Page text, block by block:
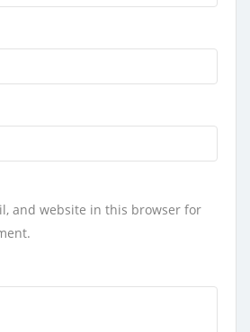
and website in this browser for